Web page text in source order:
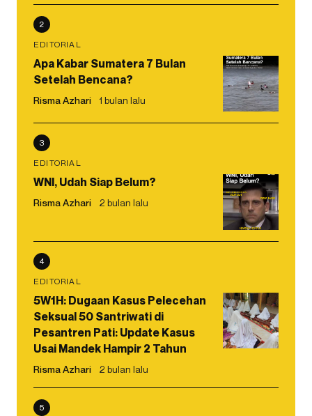
2
EDITORIAL
Apa Kabar Sumatera 7 Bulan
Setelah Bencana?
Risma Azhari 1 bulan lalu
3
EDITORIAL
WNI, Udah Siap Belum?
Risma Azhari 2 bulan lalu
4
EDITORIAL
5W1H: Dugaan Kasus Pelecehan
Seksual 50 Santriwati di
Pesantren Pati: Update Kasus
Usai Mandek Hampir 2 Tahun
Risma Azhari 2 bulan lalu
5